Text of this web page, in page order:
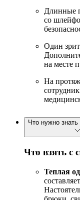
Длинные
со
Один
на месте
На
Что нужно
Что взять с
Теплая